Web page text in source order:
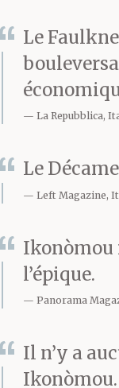
honte
rats
effrayée.
Le
La Repubblica,
Le
Left Magazine,
Ikonòmou
l’épique.
Panorama
Il n’y a